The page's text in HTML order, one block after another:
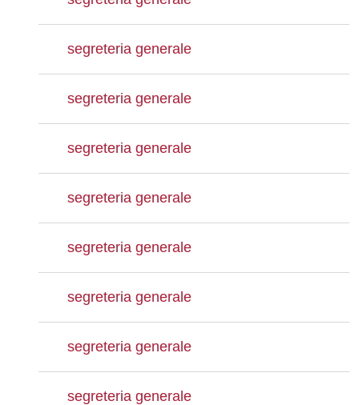
segreteria generale
segreteria generale
segreteria generale
segreteria generale
segreteria generale
segreteria generale
segreteria generale
segreteria generale